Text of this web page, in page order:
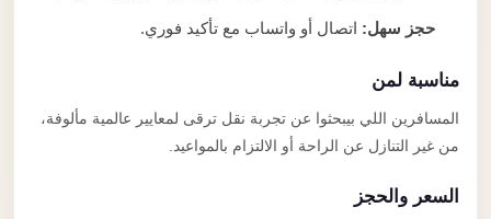
حجز سهل:اتصال أو واتساب مع تأكيد فوري.
مناسبة لمن
المسافرين اللي بيبحثوا عن تجربة نقل ترقى لمعايير عالمية مألوفة،
من غير التنازل عن الراحة أو الالتزام بالمواعيد.
السعر والحجز